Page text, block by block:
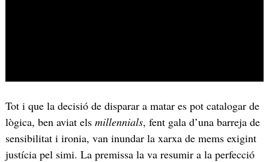
Tot i que la decisió de disparar a matar es pot catalogar de
lògica, ben aviat els millennials, fent gala d’una barreja de
sensibilitat i ironia, van inundar la xarxa de mems exigint
justícia pel simi. La premissa la va resumir a la perfecció